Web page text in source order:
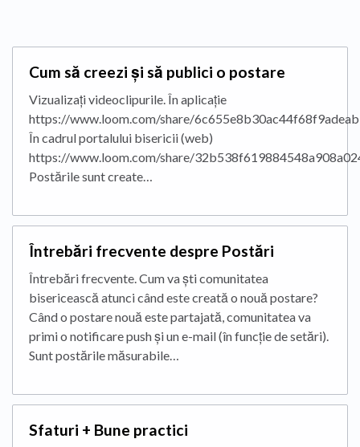
Cum să creezi și să publici o postare
Vizualizați videoclipurile. În aplicație
https://www.loom.com/share/
În cadrul portalului bisericii (web)
https://www.loom.com/share/
Postările sunt create…
Întrebări frecvente despre Postări
Întrebări frecvente. Cum va ști comunitatea
bisericească atunci când este creată o nouă postare?
Când o postare nouă este partajată, comunitatea va
primi o notificare push și un e-mail (în funcție de setări).
Sunt postările măsurabile…
Sfaturi + Bune practici